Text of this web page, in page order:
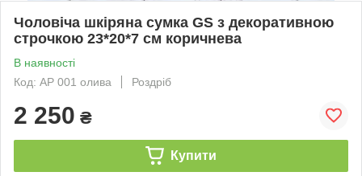
Чоловіча шкіряна сумка GS з декоративною
строчкою 23*20*7 см коричнева
В наявності
Код: АР 001 олива
Роздріб
2 250 ₴
Купити